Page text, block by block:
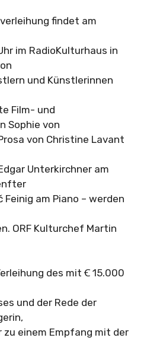
findet am
im RadioKulturhaus in
und Künstlerinnen
Film- und
Sophie von
von Christine Lavant
Unterkirchner am
Feinig am Piano – werden
ORF Kulturchef Martin
des mit Ꞓ 15.000
und der Rede der
zu einem Empfang mit der